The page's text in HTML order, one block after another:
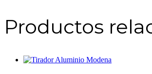
Productos